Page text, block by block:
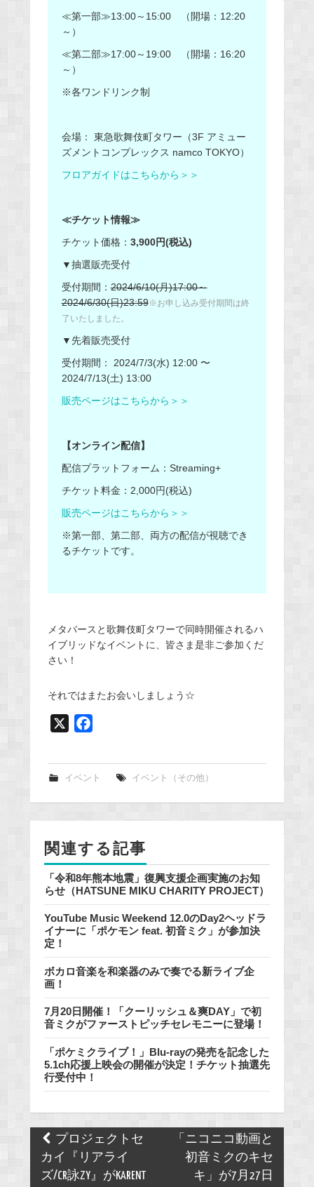
≪第一部≫13:00～15:00 （開場：12:20
～）
≪第二部≫17:00～19:00 （開場：16:20
～）
※各ワンドリンク制
会場： 東急歌舞伎町タワー（3F アミュー
ズメントコンプレックス namco TOKYO）
フロアガイドはこちらから＞＞
≪チケット情報≫
チケット価格： 3,900円(税込)
▼抽選販売受付
受付期間：2024/6/10(月)17:00～
2024/6/30(日)23:59※お申し込み受付期間は終
了いたしました。
▼先着販売受付
受付期間： 2024/7/3(水) 12:00 〜
2024/7/13(土) 13:00
販売ページはこちらから＞＞
【オンライン配信】
配信プラットフォーム：Streaming+
チケット料金：2,000円(税込)
販売ページはこちらから＞＞
※第一部、第二部、両方の配信が視聴でき
るチケットです。
メタバースと歌舞伎町タワーで同時開催されるハ
イブリッドなイベントに、皆さま是非ご参加くだ
さい！
それではまたお会いしましょう☆
e
k
イベント イベント（その他）
関連する記事
「令和8年熊本地震」復興支援企画実施のお知
らせ（HATSUNE MIKU CHARITY PROJECT）
YouTube Music Weekend 12.0のDay2ヘッドラ
イナーに「ポケモン feat. 初音ミク」が参加決
定！
ボカロ音楽を和楽器のみで奏でる新ライブ企
画！
7月20日開催！「クーリッシュ＆爽DAY」で初
音ミクがファーストピッチセレモニーに登場！
「ポケミクライブ！」Blu-rayの発売を記念した
5.1ch応援上映会の開催が決定！チケット抽選先
行受付中！
Post
navigation
プロジェクトセ
カイ『リアライ
ズ/CR詠ZY』がKARENT
「ニコニコ動画と
初音ミクのキセ
キ」が7月27日